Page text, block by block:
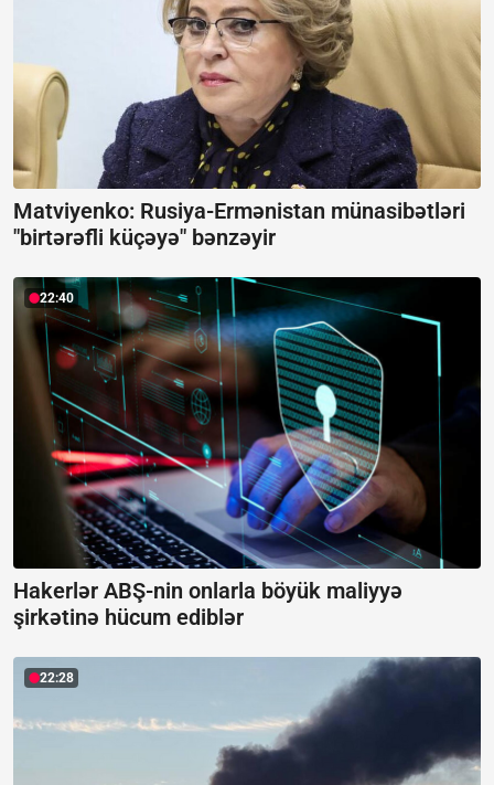
Matviyenko: Rusiya-Ermənistan münasibətləri
"birtərəfli küçəyə" bənzəyir
22:40
Hakerlər ABŞ-nin onlarla böyük maliyyə
şirkətinə hücum ediblər
22:28